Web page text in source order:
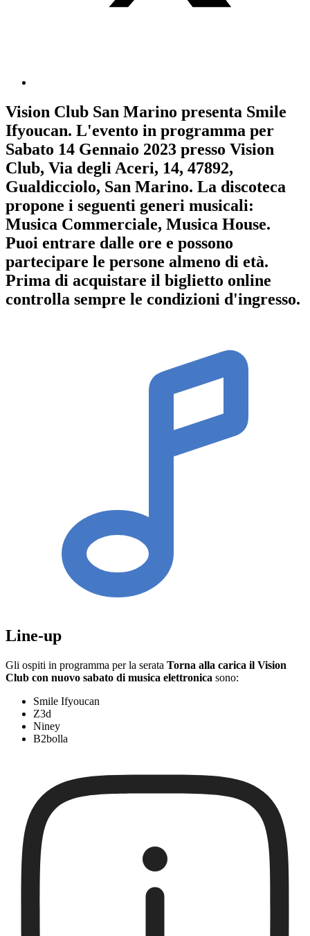
Vision Club San Marino presenta Smile
Ifyoucan. L'evento in programma per
Sabato 14 Gennaio 2023 presso Vision
Club, Via degli Aceri, 14, 47892,
Gualdicciolo, San Marino. La discoteca
propone i seguenti generi musicali:
Musica Commerciale, Musica House.
Puoi entrare dalle ore e possono
partecipare le persone almeno di età.
Prima di acquistare il biglietto online
controlla sempre le condizioni d'ingresso.
Line-up
Gli ospiti in programma per la serata Torna alla carica il Vision
Club con nuovo sabato di musica elettronica sono:
Smile Ifyoucan
Z3d
Niney
B2bolla